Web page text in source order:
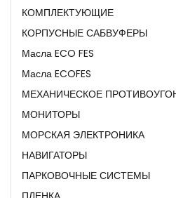
КОМПЛЕКТУЮЩИЕ
КОРПУСНЫЕ САБВУФЕРЫ
Масла ECO FES
Масла ECOFES
МЕХАНИЧЕСКОЕ
МОНИТОРЫ
МОРСКАЯ ЭЛЕКТРОНИКА
НАВИГАТОРЫ
ПАРКОВОЧНЫЕ СИСТЕМЫ